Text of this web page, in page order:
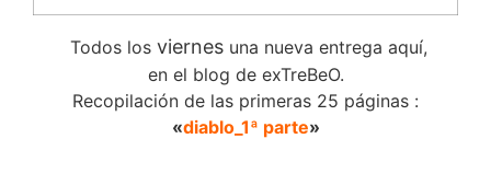
Todos los viernesuna nueva entrega aquí,
en el blog de exTreBeO.
Recopilación de las primeras 25 páginas :
«diablo_1ª parte»